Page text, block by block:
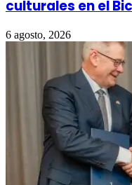
culturales en el
6 agosto, 2026